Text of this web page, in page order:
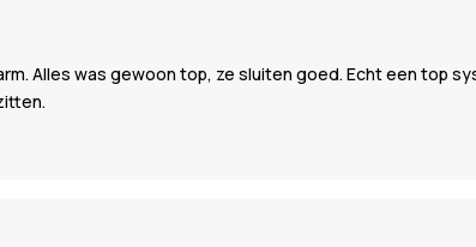
Alles was gewoon top, ze sluiten goed. Echt een top